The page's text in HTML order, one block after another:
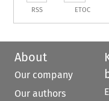
RSS ETOC
About
Our company
Our authors